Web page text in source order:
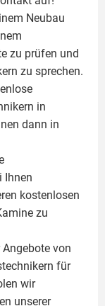
Neubau
zu prüfen und
zu sprechen.
in
dann in
Ihnen
kostenlosen
zu
von
für
wir
unserer